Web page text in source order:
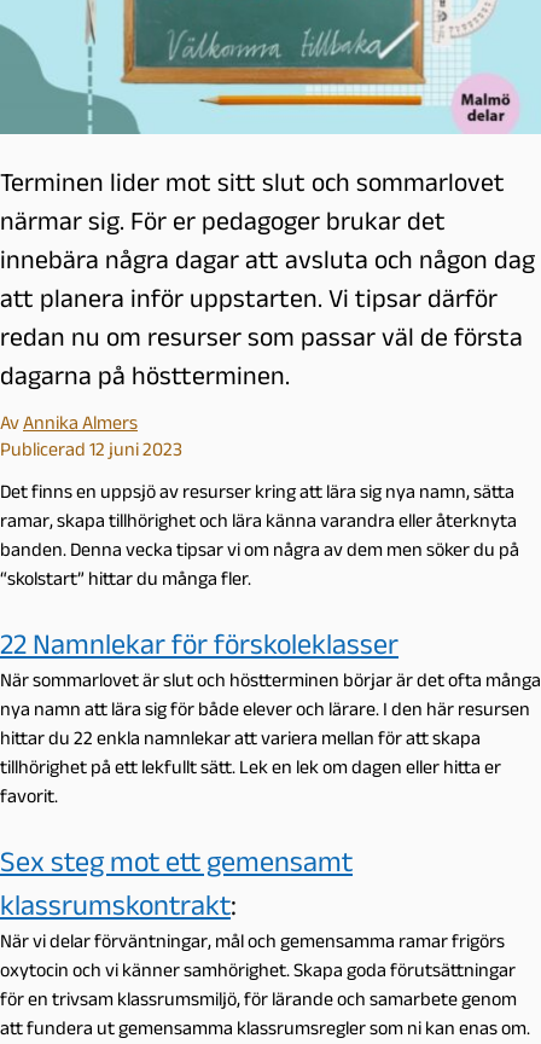
Terminen lider mot sitt slut och sommarlovet
närmar sig. För er pedagoger brukar det
innebära några dagar att avsluta och någon dag
att planera inför uppstarten. Vi tipsar därför
redan nu om resurser som passar väl de första
dagarna på höstterminen.
AvAnnika Almers
Publicerad 12 juni 2023
Det finns en uppsjö av resurser kring att lära sig nya namn, sätta
ramar, skapa tillhörighet och lära känna varandra eller återknyta
banden. Denna vecka tipsar vi om några av dem men söker du på
“skolstart” hittar du många fler.
22 Namnlekar för förskoleklasser
När sommarlovet är slut och höstterminen börjar är det ofta många
nya namn att lära sig för både elever och lärare. I den här resursen
hittar du 22 enkla namnlekar att variera mellan för att skapa
tillhörighet på ett lekfullt sätt. Lek en lek om dagen eller hitta er
favorit.
Sex steg mot ett gemensamt
klassrumskontrakt:
När vi delar förväntningar, mål och gemensamma ramar frigörs
oxytocin och vi känner samhörighet. Skapa goda förutsättningar
för en trivsam klassrumsmiljö, för lärande och samarbete genom
att fundera ut gemensamma klassrumsregler som ni kan enas om.